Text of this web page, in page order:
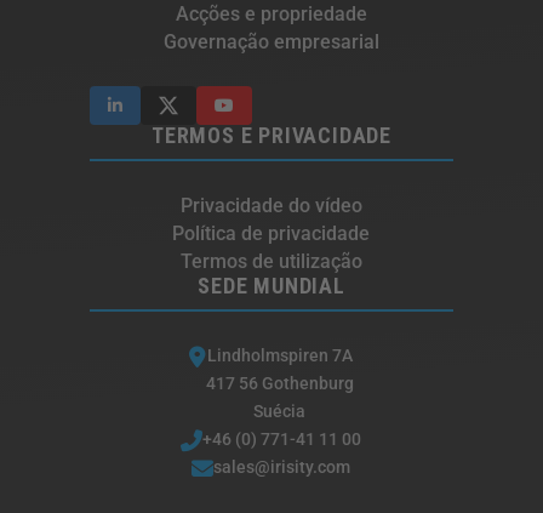
Acções e propriedade
Governação empresarial
TERMOS E PRIVACIDADE
Privacidade do vídeo
Política de privacidade
Termos de utilização
SEDE MUNDIAL
Lindholmspiren 7A
417 56 Gothenburg
Suécia
+46 (0) 771-41 11 00
sales@irisity.com